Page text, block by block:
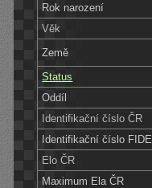
Rok narození
Věk
Země
Status
Oddíl
Identifikační číslo ČR
Identifikační číslo FIDE
Elo ČR
Maximum Ela ČR